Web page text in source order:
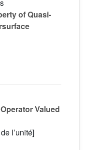
of Quasi-
Valued
l’unité]